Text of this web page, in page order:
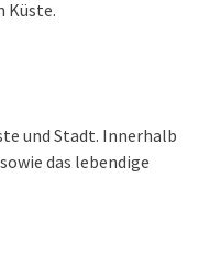
Küste.
und Stadt. Innerhalb
das lebendige